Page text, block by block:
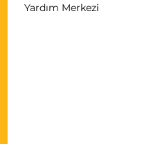
Yardım Merkezi